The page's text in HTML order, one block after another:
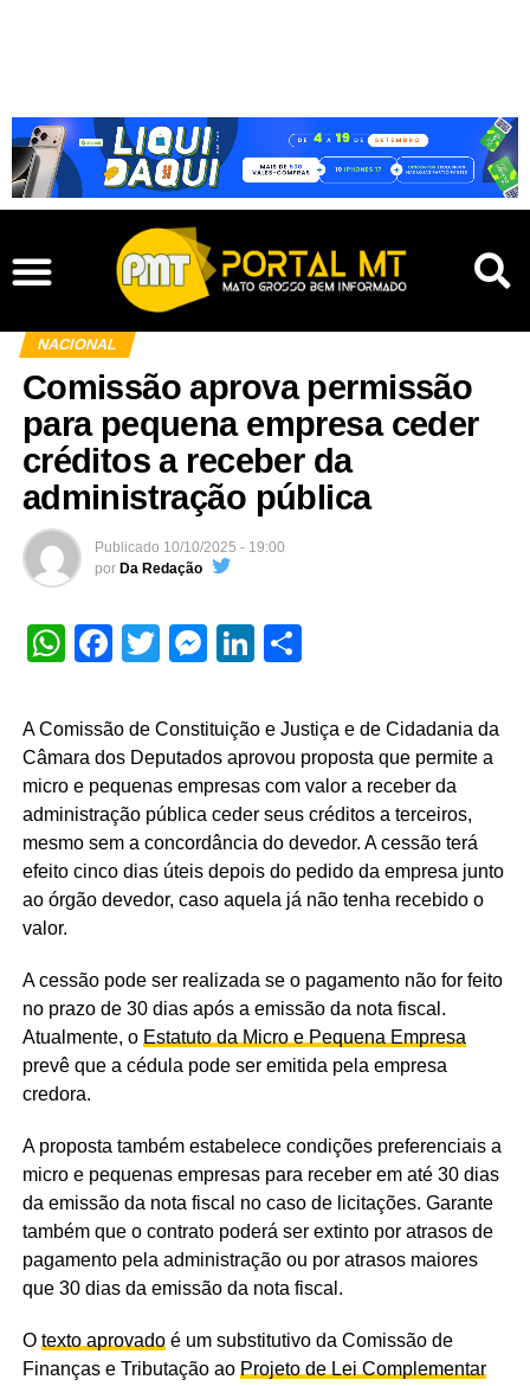
NACIONAL
Comissão aprova permissão
para pequena empresa ceder
créditos a receber da
administração pública
Publicado 10/10/2025 - 19:00
por Da Redação
WhatsApp
Facebook
TwitterMessenger
LinkedIn
A Comissão de Constituição e Justiça e de Cidadania da
Câmara dos Deputados aprovou proposta que permite a
micro e pequenas empresascom valor a receber da
administração pública ceder seus créditos a terceiros,
mesmo sem a concordância do devedor. A cessão terá
efeito cinco dias úteis depois do pedido da empresa junto
ao órgão devedor, caso aquela já não tenha recebido o
valor.
A cessão pode ser realizada se o pagamento não for feito
no prazo de 30 dias após a emissão da nota fiscal.
Atualmente, o Estatuto da Micro e Pequena Empresa
prevê que a cédula pode ser emitida pela empresa
credora.
A proposta também estabelece condições preferenciais a
micro e pequenas empresas para receber em até 30 dias
da emissão da nota fiscal no caso de licitações. Garante
também que o contrato poderá ser extinto por atrasos de
pagamento pela administração ou por atrasos maiores
que 30 dias da emissão da nota fiscal.
O texto aprovadoé um substitutivoda Comissão de
Finanças e Tributação ao Projeto de Lei Complementar